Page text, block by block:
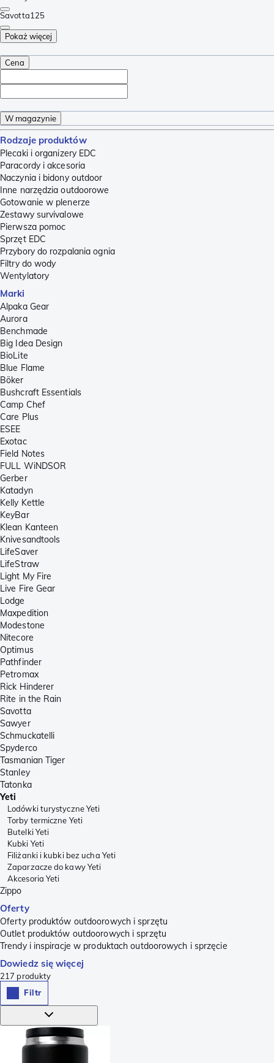
Savotta125
Pokaż więcej
Cena
W magazynie
Rodzaje produktów
Plecaki i organizery EDC
Paracordy i akcesoria
Naczynia i bidony outdoor
Inne narzędzia outdoorowe
Gotowanie w plenerze
Zestawy survivalowe
Pierwsza pomoc
Sprzęt EDC
Przybory do rozpalania ognia
Filtry do wody
Wentylatory
Marki
Alpaka Gear
Aurora
Benchmade
Big Idea Design
BioLite
Blue Flame
Böker
Bushcraft Essentials
Camp Chef
Care Plus
ESEE
Exotac
Field Notes
FULL WiNDSOR
Gerber
Katadyn
Kelly Kettle
KeyBar
Klean Kanteen
Knivesandtools
LifeSaver
LifeStraw
Light My Fire
Live Fire Gear
Lodge
Maxpedition
Modestone
Nitecore
Optimus
Pathfinder
Petromax
Rick Hinderer
Rite in the Rain
Savotta
Sawyer
Schmuckatelli
Spyderco
Tasmanian Tiger
Stanley
Tatonka
Yeti
Lodówki turystyczne Yeti
Torby termiczne Yeti
Butelki Yeti
Kubki Yeti
Filiżanki i kubki bez ucha Yeti
Zaparzacze do kawy Yeti
Akcesoria Yeti
Zippo
Oferty
Oferty produktów outdoorowych i sprzętu
Outlet produktów outdoorowych i sprzętu
Trendy i inspiracje w produktach outdoorowych i sprzęcie
Dowiedz się więcej
217 produkty
Filtr